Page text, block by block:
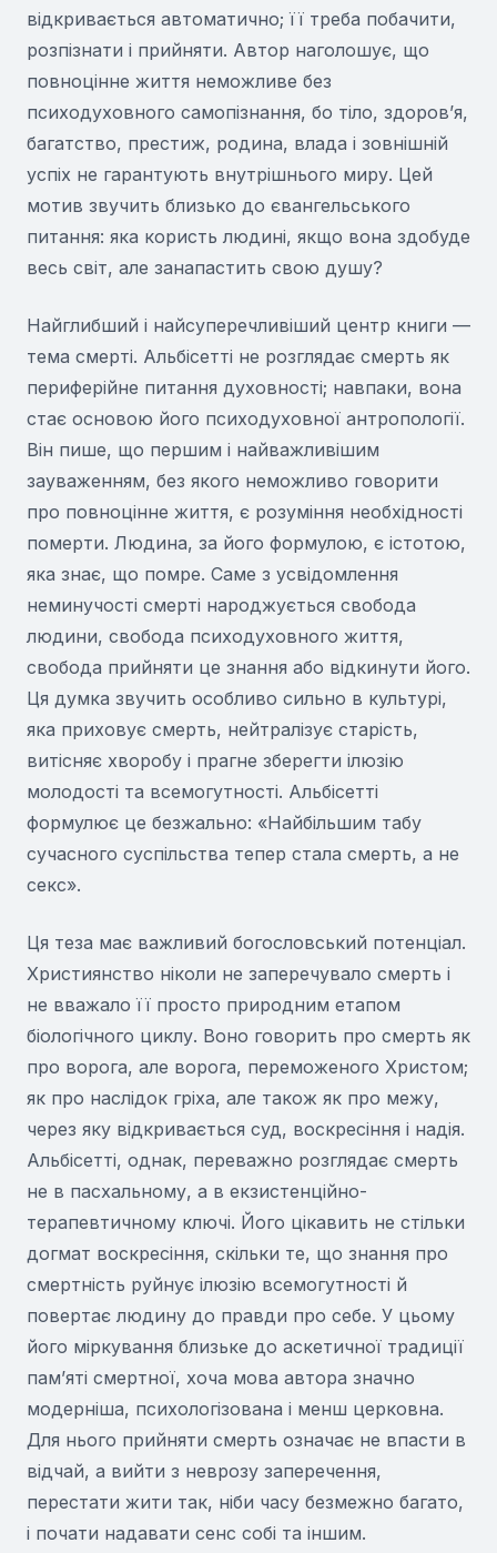
відкривається автоматично; її треба побачити,
розпізнати і прийняти. Автор наголошує, що
повноцінне життя неможливе без
психодуховного самопізнання, бо тіло, здоров’я,
багатство, престиж, родина, влада і зовнішній
успіх не гарантують внутрішнього миру. Цей
мотив звучить близько до євангельського
питання: яка користь людині, якщо вона здобуде
весь світ, але занапастить свою душу?
Найглибший і найсуперечливіший центр книги —
тема смерті. Альбісетті не розглядає смерть як
периферійне питання духовності; навпаки, вона
стає основою його психодуховної антропології.
Він пише, що першим і найважливішим
зауваженням, без якого неможливо говорити
про повноцінне життя, є розуміння необхідності
померти. Людина, за його формулою, є істотою,
яка знає, що помре. Саме з усвідомлення
неминучості смерті народжується свобода
людини, свобода психодуховного життя,
свобода прийняти це знання або відкинути його.
Ця думка звучить особливо сильно в культурі,
яка приховує смерть, нейтралізує старість,
витісняє хворобу і прагне зберегти ілюзію
молодості та всемогутності. Альбісетті
формулює це безжально: «Найбільшим табу
сучасного суспільства тепер стала смерть, а не
секс».
Ця теза має важливий богословський потенціал.
Християнство ніколи не заперечувало смерть і
не вважало її просто природним етапом
біологічного циклу. Воно говорить про смерть як
про ворога, але ворога, переможеного Христом;
як про наслідок гріха, але також як про межу,
через яку відкривається суд, воскресіння і надія.
Альбісетті, однак, переважно розглядає смерть
не в пасхальному, а в екзистенційно-
терапевтичному ключі. Його цікавить не стільки
догмат воскресіння, скільки те, що знання про
смертність руйнує ілюзію всемогутності й
повертає людину до правди про себе. У цьому
його міркування близьке до аскетичної традиції
пам’яті смертної, хоча мова автора значно
модерніша, психологізована і менш церковна.
Для нього прийняти смерть означає не впасти в
відчай, а вийти з неврозу заперечення,
перестати жити так, ніби часу безмежно багато,
і почати надавати сенс собі та іншим.